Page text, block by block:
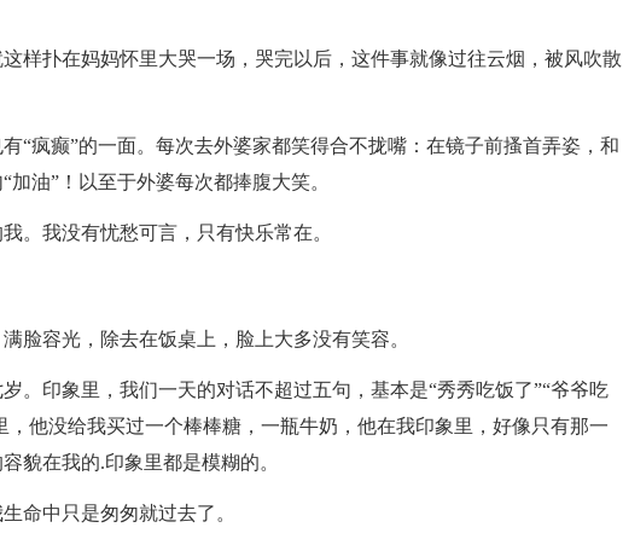
样扑在妈妈怀里大哭一场，哭完以后，这件事就像过往云烟，被风吹散
“疯癫”的一面。每次去外婆家都笑得合不拢嘴：在镜子前搔首弄姿，和
油”！以至于外婆每次都捧腹大笑。
。我没有忧愁可言，只有快乐常在。
脸容光，除去在饭桌上，脸上大多没有笑容。
。印象里，我们一天的对话不超过五句，基本是“秀秀吃饭了”“爷爷吃
，他没给我买过一个棒棒糖，一瓶牛奶，他在我印象里，好像只有那一
貌在我的.印象里都是模糊的。
命中只是匆匆就过去了。